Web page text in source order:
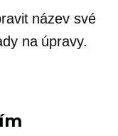
název své
na úpravy.